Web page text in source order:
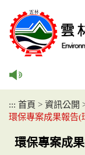
::: 首頁 > 資訊公開
環保專案成果報告(
環保專案成